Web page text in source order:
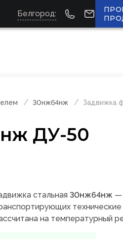
Белгород:
30нж64нж Задвижка
ДУ-50
стальная 30нж64нж —
на температурный